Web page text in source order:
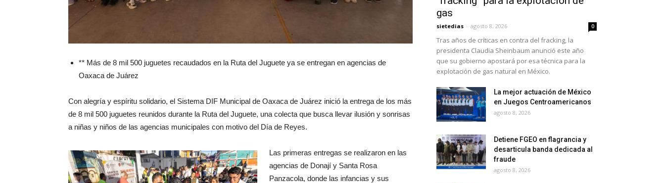
** Más de 8 mil 500 juguetes recaudados en la Ruta del Juguete ya se entregan en agencias de
Oaxaca de Juárez
Con alegría y espíritu solidario, el Sistema DIF Municipal de Oaxaca de Juárez inició la entrega de los más
de 8 mil 500 juguetes reunidos durante la Ruta del Juguete, una colecta que busca llevar ilusión y sonrisas
a niñas y niños de las agencias municipales con motivo del Día de Reyes.
Las primeras entregas se realizaron en las
agencias de Donají y Santa Rosa
Panzacola, donde las infancias y sus
gas
sietedias - agosto 8, 2026 0
Tras años de críticas en contra del fracking, la
presidenta Claudia Sheinbaum anunció este año
que su gobierno apostará por esa técnica para la
explotación de gas natural en México.
La mejor actuación de México
en Juegos Centroamericanos
agosto 8, 2026
Detiene FGEO en flagrancia y
desarticula banda dedicada al
fraude
agosto 8, 2026